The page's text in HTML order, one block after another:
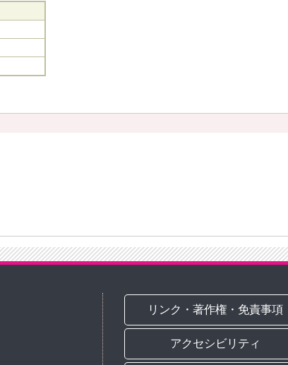
リンク・著作権・免責事項
アクセシビリティ